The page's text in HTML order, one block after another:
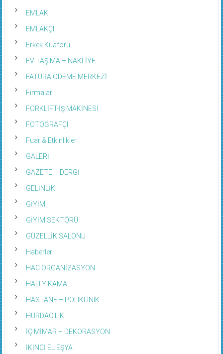
EMLAK
EMLAKÇI
Erkek Kuaförü
EV TAŞIMA – NAKLİYE
FATURA ÖDEME MERKEZİ
Firmalar
FORKLİFT-İŞ MAKİNESİ
FOTOĞRAFÇI
Fuar & Etkinlikler
GALERİ
GAZETE – DERGİ
GELİNLİK
GİYİM
GİYİM SEKTÖRÜ
GÜZELLİK SALONU
Haberler
HAC ORGANİZASYON
HALI YIKAMA
HASTANE – POLIKLINIK
HURDACILIK
İÇ MİMAR – DEKORASYON
İKİNCİ EL EŞYA